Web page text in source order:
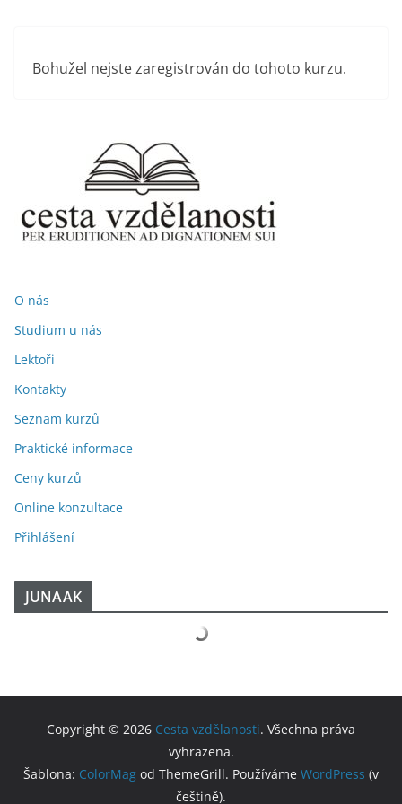
obsahBohužel nejste zaregistrován do tohoto kurzu.
O nás
Studium u nás
Lektoři
Kontakty
Seznam kurzů
Praktické informace
Ceny kurzů
Online konzultace
Přihlášení
JUNAAK
Copyright © 2026 Cesta vzdělanosti. Všechna práva
vyhrazena.
Šablona: ColorMag od ThemeGrill. Používáme WordPress (v
češtině).